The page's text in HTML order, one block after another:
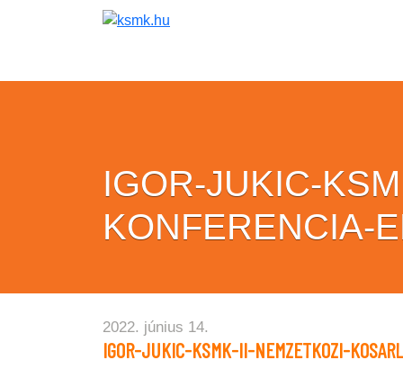
IGOR-JUKIC-
KONFERENCIA-
2022. június 14.
IGOR-JUKIC-KSMK-II-NEMZETKOZI-